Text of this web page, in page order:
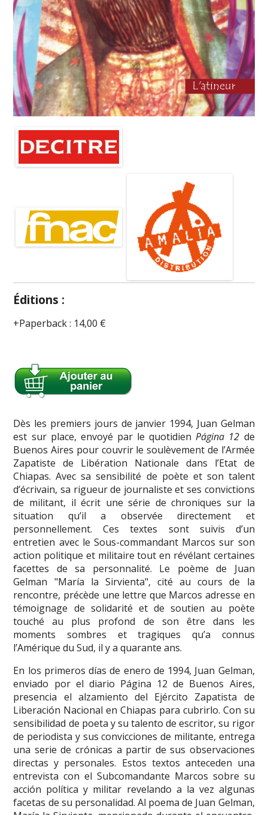
Éditions :
Paperback: 14,00 €
Dès les premiers jours de janvier 1994, Juan Gelman
est sur place, envoyé par le quotidien Página 12 de
Buenos Aires pour couvrir le soulèvement de l’Armée
Zapatiste de Libération Nationale dans l’Etat de
Chiapas. Avec sa sensibilité de poète et son talent
d’écrivain, sa rigueur de journaliste et ses convictions
de militant, il écrit une série de chroniques sur la
situation qu’il a observée directement et
personnellement. Ces textes sont suivis d’un
entretien avec le Sous-commandant Marcos sur son
action politique et militaire tout en révélant certaines
facettes de sa personnalité. Le poème de Juan
Gelman "María la Sirvienta", cité au cours de la
rencontre, précède une lettre que Marcos adresse en
témoignage de solidarité et de soutien au poète
touché au plus profond de son être dans les
moments sombres et tragiques qu’a connus
l’Amérique du Sud, il y a quarante ans.
En los primeros días de enero de 1994, Juan Gelman,
enviado por el diario Página 12 de Buenos Aires,
presencia el alzamiento del Ejército Zapatista de
Liberación Nacional en Chiapas para cubrirlo. Con su
sensibilidad de poeta y su talento de escritor, su rigor
de periodista y sus convicciones de militante, entrega
una serie de crónicas a partir de sus observaciones
directas y personales. Estos textos anteceden una
entrevista con el Subcomandante Marcos sobre su
acción política y militar revelando a la vez algunas
facetas de su personalidad. Al poema de Juan Gelman,